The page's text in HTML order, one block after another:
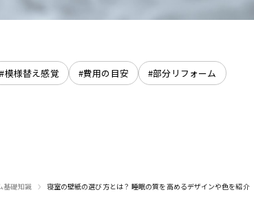
#模様替え感覚 #費用の目安 #部分リフォーム
基礎知識 › 寝室の壁紙の選び方とは？ 睡眠の質を高めるデザインや色を紹介